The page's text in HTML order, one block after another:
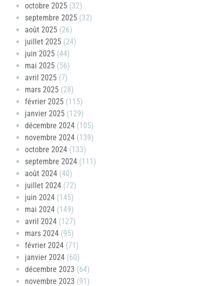
octobre 2025 (32)
septembre 2025 (32)
août 2025 (26)
juillet 2025 (24)
juin 2025 (44)
mai 2025 (56)
avril 2025 (7)
mars 2025 (28)
février 2025 (115)
janvier 2025 (129)
décembre 2024 (105)
novembre 2024 (139)
octobre 2024 (133)
septembre 2024 (111)
août 2024 (40)
juillet 2024 (72)
juin 2024 (145)
mai 2024 (149)
avril 2024 (127)
mars 2024 (95)
février 2024 (71)
janvier 2024 (60)
décembre 2023 (64)
novembre 2023 (91)